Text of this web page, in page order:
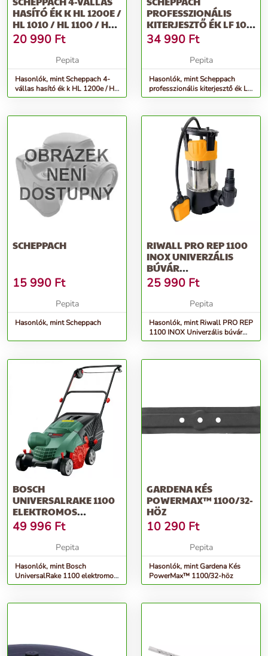
HASÍTÓ ÉK K HL 1200E /
HL 1010 / HL 1100 / HL
1200S
20 990 Ft
Pepita
Hasonlók, mint Scheppach 4-
vállas hasító ék k HL 1200e / HL
1010 / HL 1100 / HL 1200s
PROFESSZIONÁLIS
KITERJESZTŐ ÉK LF 100
/ HL 1200 / HL 1500-
HOZ
34 990 Ft
Pepita
Hasonlók, mint Scheppach
professzionális kiterjesztő ék LF
100 / HL 1200 / HL 1500-hoz
SCHEPPACH
15 990 Ft
Pepita
Hasonlók, mint Scheppach
RIWALL PRO REP 1100
INOX UNIVERZÁLIS
BÚVÁR
SZENNYVÍZSZIVATTYÚ
1100 W
25 990 Ft
Pepita
Hasonlók, mint Riwall PRO REP
1100 INOX Univerzális búvár
szennyvízszivattyú 1100 W
BOSCH
UNIVERSALRAKE 1100
ELEKTROMOS
GYEPSZELLŐZTETŐ 230
V | 1100...
49 996 Ft
Pepita
Hasonlók, mint Bosch
UniversalRake 1100 elektromos
gyepszellőztető 230 V | 1100...
GARDENA KÉS
POWERMAX™ 1100/32-
HÖZ
10 290 Ft
Pepita
Hasonlók, mint Gardena Kés
PowerMax™ 1100/32-höz